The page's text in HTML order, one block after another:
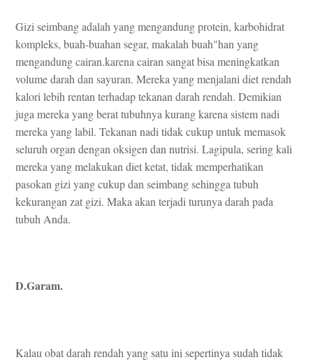
Gizi seimbang adalah yang mengandung protein, karbohidrat
kompleks, buah-buahan segar, makalah buah"han yang
mengandung cairan.karena cairan sangat bisa meningkatkan
volume darah dan sayuran. Mereka yang menjalani diet rendah
kalori lebih rentan terhadap tekanan darah rendah. Demikian
juga mereka yang berat tubuhnya kurang karena sistem nadi
mereka yang labil. Tekanan nadi tidak cukup untuk memasok
seluruh organ dengan oksigen dan nutrisi. Lagipula, sering kali
mereka yang melakukan diet ketat, tidak memperhatikan
pasokan gizi yang cukup dan seimbang sehingga tubuh
kekurangan zat gizi. Maka akan terjadi turunya darah pada
tubuh Anda.
D.Garam.
Kalau obat darah rendah yang satu ini sepertinya sudah tidak